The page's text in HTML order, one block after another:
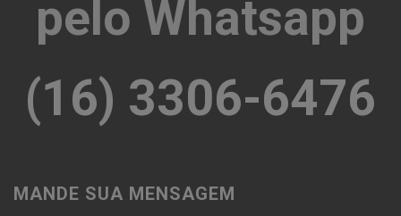
pelo Whatsapp
(16) 3306-6476
MANDE SUA MENSAGEM